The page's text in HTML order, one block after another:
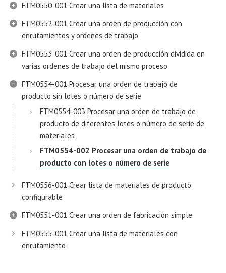
FTM0550-001 Crear una lista de materiales
FTM0552-001 Crear una orden de producción con
enrutamientos y ordenes de trabajo
FTM0553-001 Crear una orden de producción dividida en
varias ordenes de trabajo del mismo proceso
FTM0554-001 Procesar una orden de trabajo de
producto sin lotes o número de serie
FTM0554-003 Procesar una orden de trabajo de
producto de diferentes lotes o número de serie de
materiales
FTM0554-002 Procesar una orden de trabajo de
producto con lotes o número de serie
FTM0556-001 Crear lista de materiales de producto
configurable
FTM0551-001 Crear una orden de fabricación simple
FTM0555-001 Crear una lista de materiales con
enrutamiento